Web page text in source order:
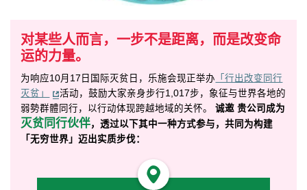
对某些人而言，一步不是距离，而是改变命
运的力量。
为响应10月 17 日国际灭贫日，乐施会现正举办 「行出改变 同行
灭贫」
活动，鼓励大家亲身步行1,017步，象征与世界各地的
弱勢群體同行，以行动体现跨越地域的关怀。
诚邀 贵公司成为
灭贫同行伙伴，透过以下其中一种方式参与，共同为构建
「无穷世界」迈出实质步伐：